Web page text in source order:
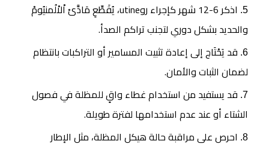
اذكر 6-12 شهر كإجراء روutine، يُقَطِّعِ مَادَّىْ اْلاْلُمنيُومْ
والحديد بشكل دوري لتجنب تراكم الصدأ.
قد يَحْتَاج إلى إعادة تثبيت المسامير أو التراكبات بانتظام
لضمان الثبات والأمان.
قد يستفيد من استخدام غطاء واقٍ للمظلة في فصول
الشتاء أو عند عدم استخدامها لفترة طويلة.
احرص على مراقبة حالة هيكل المظلة، مثل الإطار